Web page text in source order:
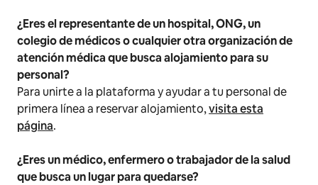
¿Eres el representante de un hospital, ONG, un
colegio de médicos o cualquier otra organización de
atención médica que busca alojamiento para su
personal?
Para unirte a la plataforma y ayudar a tu personal de
primera línea a reservar alojamiento,visita esta
página.
¿Eres un médico, enfermero o trabajador de la salud
que busca un lugar para quedarse?